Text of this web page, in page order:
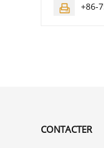
 +86-
CONTACTER